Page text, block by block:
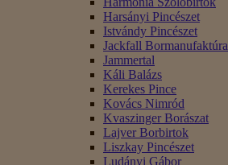
Harsányi Pincészet
Istvándy Pincészet
Jackfall Bormanufaktúra
Jammertal
Káli Balázs
Kerekes Pince
Kovács Nimród
Kvaszinger Borászat
Lajver Borbirtok
Liszkay Pincészet
Ludányi Gábor